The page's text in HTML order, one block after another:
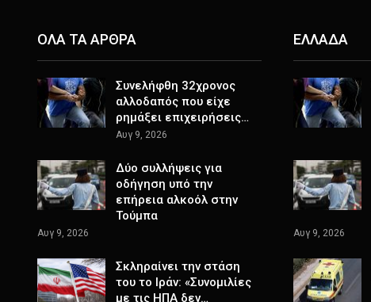
ΟΛΑ ΤΑ ΑΡΘΡΑ
Συνελήφθη 32χρονος
αλλοδαπός που είχε
ρημάξει επιχειρήσεις…
Αυγ 9, 2026
Δύο συλλήψεις για
οδήγηση υπό την
επήρεια αλκοόλ στην
Τούμπα
Αυγ 9, 2026
Σκληραίνει την στάση
του το Ιράν: «Συνομιλίες
με τις ΗΠΑ δεν…
ΕΛΛΑΔΑ
Αυγ 9, 2026